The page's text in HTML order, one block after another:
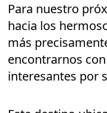
Para nuestro
hacia los
más
encontrarnos
interesantes por